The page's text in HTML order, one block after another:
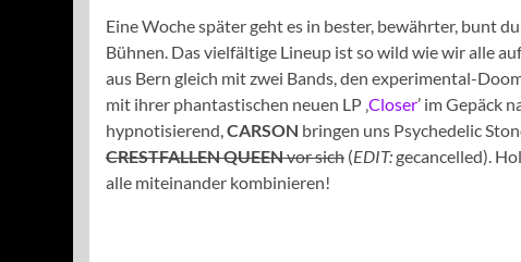
Eine Woche später geht es in bester, bewährter, bunt
Bühnen. Das vielfältige Lineup ist so wild wie wir alle
aus Bern gleich mit zwei Bands, den experimental-
mit ihrer phantastischen neuen LP ‚Closer’ im Gepäck
hypnotisierend,CARSON bringen uns Psychedelic
CRESTFALLEN QUEENvor sich (EDIT:gecancelled).
alle miteinander kombinieren!